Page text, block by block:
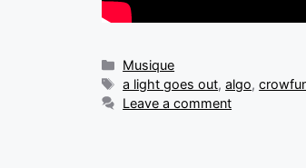
Musique
a light goes out,algo,
Leave a comment